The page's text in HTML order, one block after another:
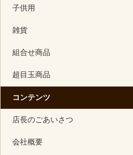
子供用
雑貨
組合せ商品
超目玉商品
コンテンツ
店長のごあいさつ
会社概要